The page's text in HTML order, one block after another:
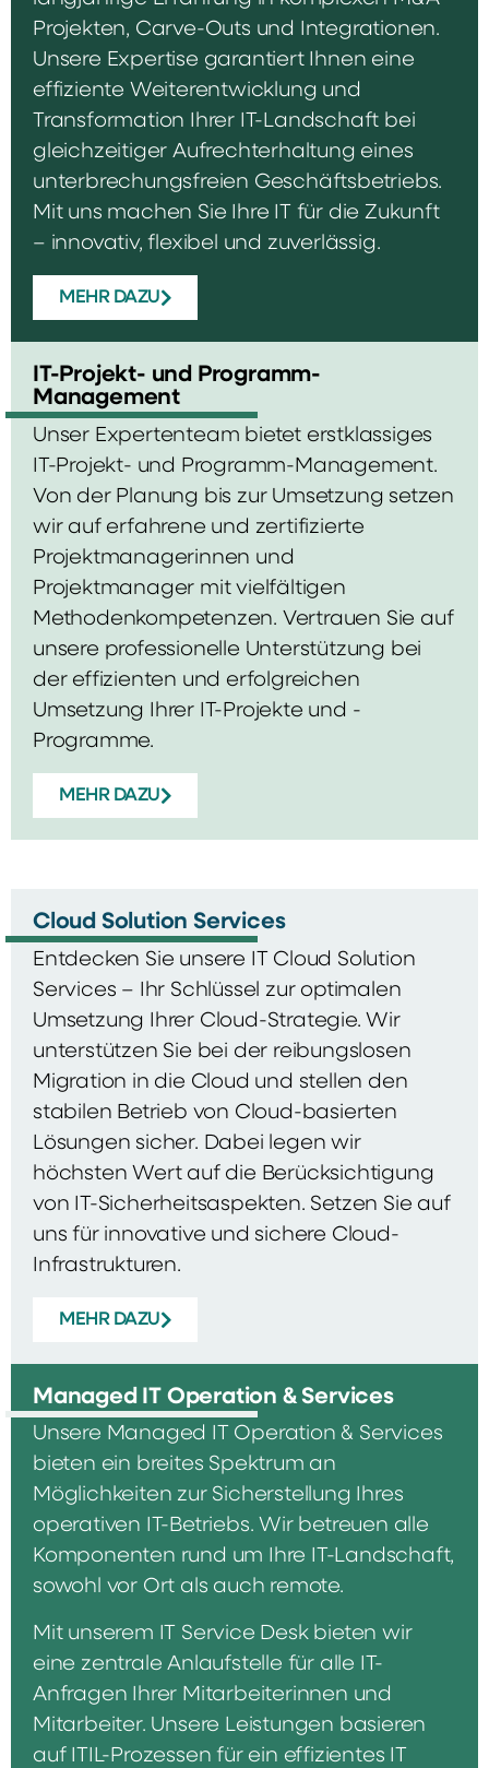
Projekten, Carve-Outs und Integrationen.
Unsere Expertise garantiert Ihnen eine
effiziente Weiterentwicklung und
Transformation Ihrer IT-Landschaft bei
gleichzeitiger Aufrechterhaltung eines
unterbrechungsfreien Geschäftsbetriebs.
Mit uns machen Sie Ihre IT für die Zukunft
– innovativ, flexibel und zuverlässig.
MEHR DAZU
IT-Projekt- und Programm-
Management
Unser Expertenteam bietet erstklassiges
IT-Projekt- und Programm-Management.
Von der Planung bis zur Umsetzung setzen
wir auf erfahrene und zertifizierte
Projektmanagerinnen und
Projektmanager mit vielfältigen
Methodenkompetenzen. Vertrauen Sie auf
unsere professionelle Unterstützung bei
der effizienten und erfolgreichen
Umsetzung Ihrer IT-Projekte und -
Programme.
MEHR DAZU
Cloud Solution Services
Entdecken Sie unsere IT Cloud Solution
Services – Ihr Schlüssel zur optimalen
Umsetzung Ihrer Cloud-Strategie. Wir
unterstützen Sie bei der reibungslosen
Migration in die Cloud und stellen den
stabilen Betrieb von Cloud-basierten
Lösungen sicher. Dabei legen wir
höchsten Wert auf die Berücksichtigung
von IT-Sicherheitsaspekten. Setzen Sie auf
uns für innovative und sichere Cloud-
Infrastrukturen.
MEHR DAZU
Managed IT Operation & Services
Unsere Managed IT Operation & Services
bieten ein breites Spektrum an
Möglichkeiten zur Sicherstellung Ihres
operativen IT-Betriebs. Wir betreuen alle
Komponenten rund um Ihre IT-Landschaft,
sowohl vor Ort als auch remote.
Mit unserem IT Service Desk bieten wir
eine zentrale Anlaufstelle für alle IT-
Anfragen Ihrer Mitarbeiterinnen und
Mitarbeiter. Unsere Leistungen basieren
auf ITIL-Prozessen für ein effizientes IT